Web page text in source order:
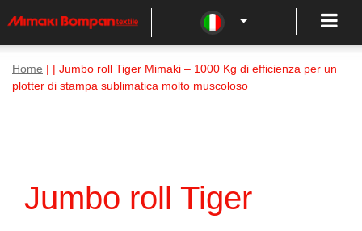
Home | | Jumbo roll Tiger Mimaki – 1000 Kg di efficienza per un
plotter di stampa sublimatica molto muscoloso
Jumbo roll Tiger